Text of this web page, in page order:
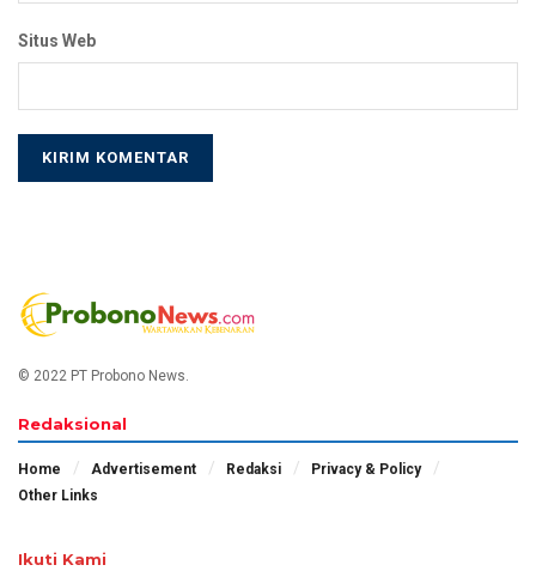
Situs Web
© 2022 PT Probono News.
Redaksional
Home Advertisement Redaksi
Privacy & Policy
Other Links
Ikuti Kami